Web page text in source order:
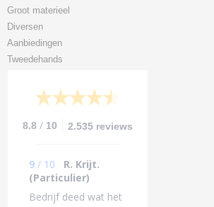
Groot materieel
Diversen
Aanbiedingen
Tweedehands
8.8 / 10 2.535 reviews
9 / 10
R. Krijt.
(Particulier)
Bedrijf deed wat het